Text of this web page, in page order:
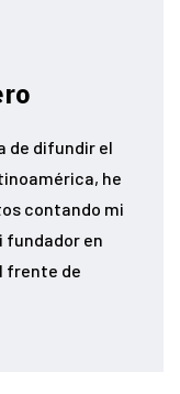
de difundir el
he
contando mi
fundador en
frente de